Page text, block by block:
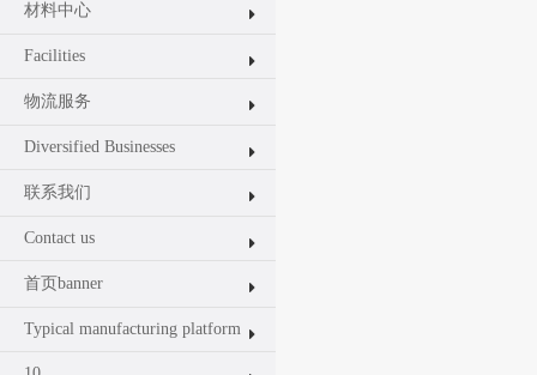
材料中心
Facilities
物流服务
Diversified Businesses
联系我们
Contact us
首页banner
Typical manufacturing platform